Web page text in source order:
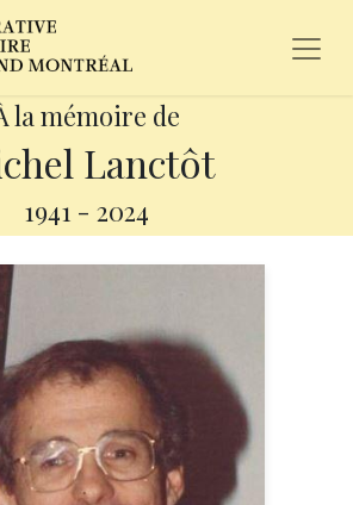
la mémoire de
Lanctôt
1941 - 2024